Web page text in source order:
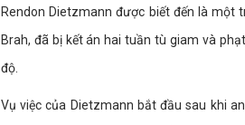
Rendon Dietzmann được biết đến là một
Brah, đã bị kết án hai tuần tù giam và
độ.
Vụ việc của Dietzmann bắt đầu sau khi